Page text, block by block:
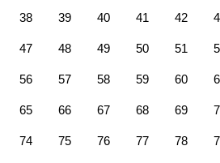
38 39 40 41 42
47 48 49 50 51
56 57 58 59 60
65 66 67 68 69
74 75 76 77 78